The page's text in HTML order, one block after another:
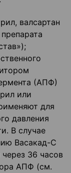
валсартан
(АПФ)
или
для
давления
В случае
Васакад-С
36 часов
АПФ (см.